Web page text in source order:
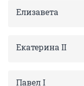
Елизавета
Екатерина II
Павел I